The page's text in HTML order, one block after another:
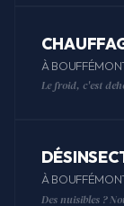
À
Le froid, c'est
À
Des nuisibles ?